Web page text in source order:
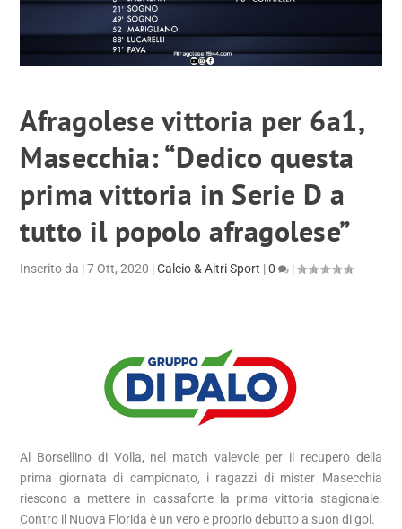
Afragolese vittoria per 6a1,
Masecchia: “Dedico questa
prima vittoria in Serie D a
tutto il popolo afragolese”
Inserito da |7 Ott, 2020 |Calcio & Altri Sport |0 |
Al Borsellino di Volla, nel match valevole per il recupero della
prima giornata di campionato, i ragazzi di mister Masecchia
riescono a mettere in cassaforte la prima vittoria stagionale.
Contro il Nuova Florida è un vero e proprio debutto a suon di gol.